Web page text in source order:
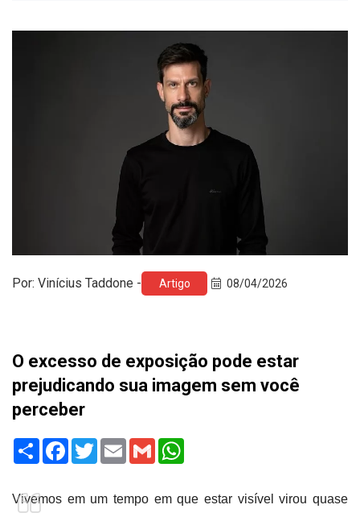
Por: Vinícius Taddone - Artigo 08/04/2026
O excesso de exposição pode estar
prejudicando sua imagem sem você
perceber
Share Facebook
TwitterEmail Gmail
Vivemos em um tempo em que estar visível virou quase